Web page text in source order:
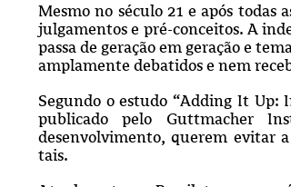
Mesmo no século 21 e após todas
julgamentos e pré-conceitos. A
passa de geração em geração e
amplamente debatidos e nem
Segundo o estudo “Adding It
publicado pelo Guttmacher
desenvolvimento, querem evitar
tais.